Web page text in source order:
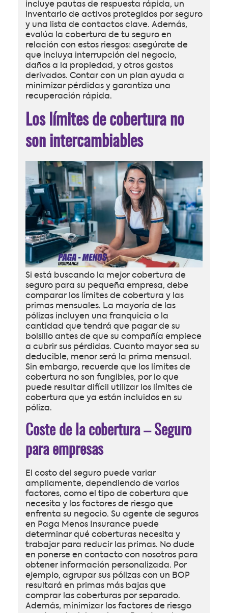
incluye pautas de respuesta rápida, un
inventario de activos protegidos por seguro
y una lista de contactos clave. Además,
evalúa la cobertura de tu seguro en
relación con estos riesgos: asegúrate de
que incluya interrupción del negocio,
daños a la propiedad, y otros gastos
derivados. Contar con un plan ayuda a
minimizar pérdidas y garantiza una
recuperación rápida.
Los límites de cobertura no
son intercambiables
Si está buscando la mejor cobertura de
seguro para su pequeña empresa, debe
comparar los límites de cobertura y las
primas mensuales. La mayoría de las
pólizas incluyen una franquicia o la
cantidad que tendrá que pagar de su
bolsillo antes de que su compañía empiece
a cubrir sus pérdidas. Cuanto mayor sea su
deducible, menor será la prima mensual.
Sin embargo, recuerde que los límites de
cobertura no son fungibles, por lo que
puede resultar difícil utilizar los límites de
cobertura que ya están incluidos en su
póliza.
Coste de la cobertura – Seguro
para empresas
El costo del seguro puede variar
ampliamente, dependiendo de varios
factores, como el tipo de cobertura que
necesita y los factores de riesgo que
enfrenta su negocio. Su agente de seguros
en Paga Menos Insurance puede
determinar qué coberturas necesita y
trabajar para reducir las primas. No dude
en ponerse en contacto con nosotros para
obtener información personalizada. Por
ejemplo, agrupar sus pólizas con un BOP
resultará en primas más bajas que
comprar las coberturas por separado.
Además, minimizar los factores de riesgo